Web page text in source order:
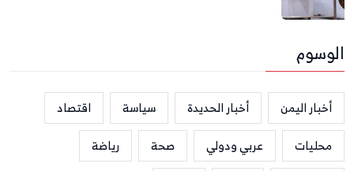
الوسوم
أخبار اليمن أخبار الحديدة سياسة
اقتصاد
محليات
عربي ودولي صحة
رياضة